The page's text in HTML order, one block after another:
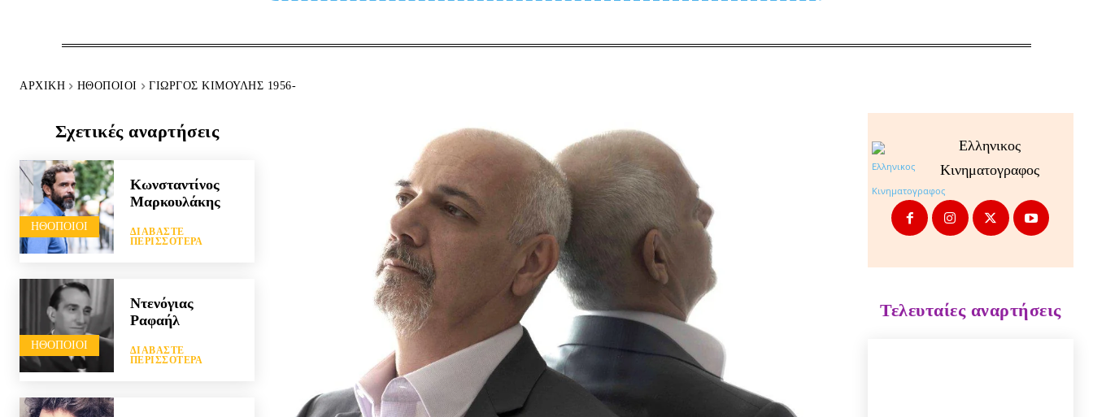
ΑΡΧΙΚΉ HΘΟΠΟΙΟΊ ΓΙΏΡΓΟΣ ΚΙΜΟΎΛΗΣ 1956-
Σχετικές αναρτήσεις
HΘΟΠΟΙΟΊ
Κωνσταντίνος
Μαρκουλάκης
ΔΙΑΒΆΣΤΕ
ΠΕΡΙΣΣΌΤΕΡΑ
HΘΟΠΟΙΟΊ
Ντενόγιας
Ραφαήλ
ΔΙΑΒΆΣΤΕ
ΠΕΡΙΣΣΌΤΕΡΑ
Ελληνικος
Κινηματογραφος
Τελευταίες αναρτήσεις